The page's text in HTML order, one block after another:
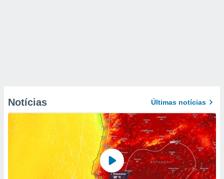
Notícias Últimas notícias